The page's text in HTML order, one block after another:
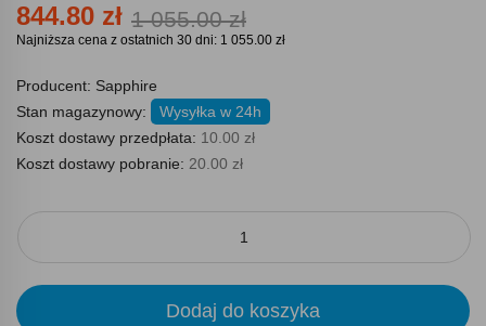
844.80 zł 1 055.00 zł
Najniższa cena z ostatnich 30 dni: 1 055.00 zł
Producent: Sapphire
Stan magazynowy:
Wysyłka w 24h
Koszt dostawy przedpłata: 10.00 zł
Koszt dostawy pobranie: 20.00 zł
Dodaj do koszyka